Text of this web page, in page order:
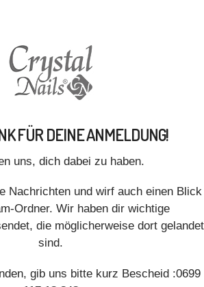
FÜR DEINE ANMELDUNG!
uns, dich dabei zu haben.
Nachrichten und wirf auch einen Blick
Ordner. Wir haben dir wichtige
die möglicherweise dort gelandet
sind.
gib uns bitte kurz Bescheid :0699